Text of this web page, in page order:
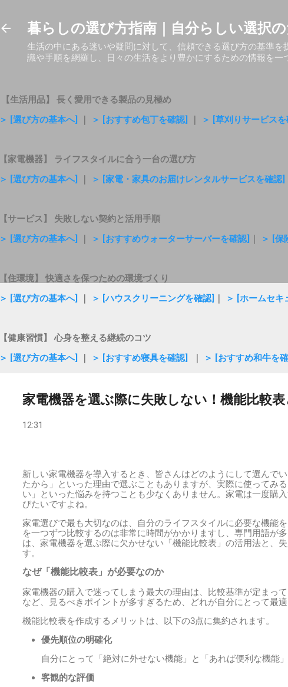
暮らしの選び方指南｜自分らしい選択
生活の中にある迷いや疑問に対して、信頼できる選び方の基準
識や手順を網羅し、日々の生活をより豊かにするための情報を一
【生活用品】 長く愛用できる製品の見極め
＞ [選び方の基本へ]
＞ [おすすめ包丁を確認] ＞ [草刈りサービスを
【家電機器】 ライフスタイルに合う一台の選び方
＞ [選び方の基本へ]
＞ [家電・家具のお届けレンタルサービスを確認]
【サービス】 失敗しない契約と活用手順
＞ [選び方の基本へ]
＞ [おすすめウォーターサーバーを確認] ＞ [保
【住環境】 快適さを保つための環境づくり
＞ [選び方の基本へ]
＞ [ハウスクリーニングを確認] ＞ [ホームセキ
【健康習慣】 心身を整える継続のコツ
＞ [選び方の基本へ]
＞ [おすすめ寝具を確認] ＞ [おすすめ和牛を
家電機器を選ぶ際に失敗しない！機能比較
12:31
新しい家電機器を導入するとき、皆さんはどのようにして選んで
たから」といった理由で選ぶこともありますが、実際に使ってみ
い」といった悩みを持つことも少なくありません。家電は一度購
びたいですよね。
家電選びで最も大切なのは、自分のライフスタイルに必要な機能
を一つずつ比較するのは非常に時間がかかりますし、専門用語が
は、家電機器を選ぶ際に欠かせない「機能比較表」の活用法と、
す。
なぜ「機能比較表」が必要なのか
家電機器の購入で迷ってしまう最大の理由は、比較基準が定まっ
など、見るべきポイントが多すぎるため、どれが自分にとって最
機能比較表を作成するメリットは、以下の3点に集約されます。
優先順位の明確化
自分にとって「絶対に外せない機能」と「あれば便利な機能
客観的な評価